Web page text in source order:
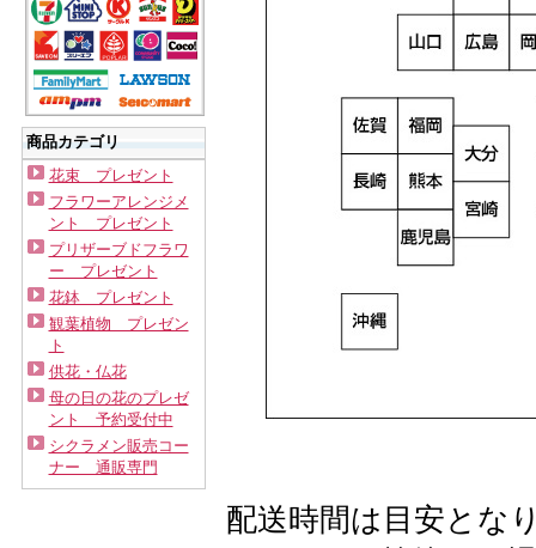
商品カテゴリ
花束 プレゼント
フラワーアレンジメ
ント プレゼント
プリザーブドフラワ
ー プレゼント
花鉢 プレゼント
観葉植物 プレゼン
ト
供花・仏花
母の日の花のプレゼ
ント 予約受付中
シクラメン販売コー
ナー 通販専門
配送時間は目安とな